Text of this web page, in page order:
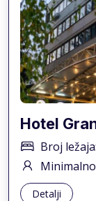
Hotel
Broj ležaja:
Detalji